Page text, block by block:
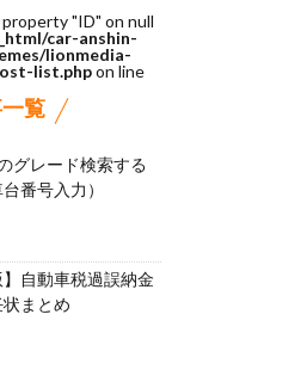
"ID" on null
car-anshin-
lionmedia-
list.phpon line
覧
グレード検索する
番号入力）
】自動車税過誤納金
まとめ